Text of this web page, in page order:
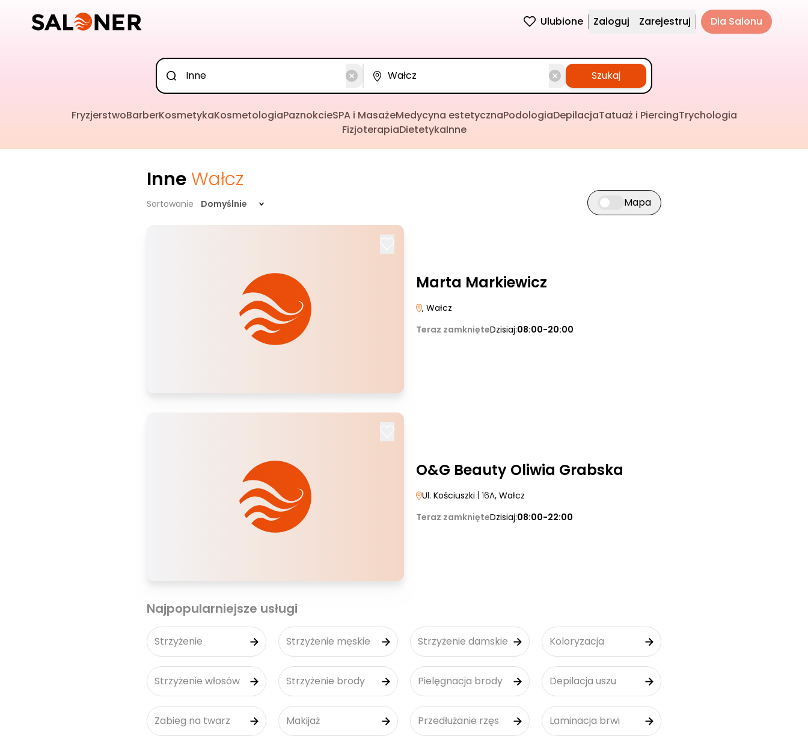
Ulubione Zaloguj Zarejestruj Dla Salonu
Szukaj
FryzjerstwoBarberKosmetykaKosmetologiaPaznokcieSPA i MasażeMedycyna estetycznaPodologiaDepilacjaTatuaż i PiercingTrychologia
FizjoterapiaDietetykaInne
Inne Wałcz
Sortowanie Domyślnie Przełącz widok mapy
Mapa
Marta Markiewicz
, Wałcz
Teraz zamknięteDzisiaj:08:00-20:00
O&G Beauty Oliwia Grabska
Ul. Kościuszki | 16A, Wałcz
Teraz zamknięteDzisiaj:08:00-22:00
Najpopularniejsze usługi
Strzyżenie Strzyżenie męskie Strzyżenie damskie Koloryzacja
Strzyżenie włosów Strzyżenie brody Pielęgnacja brody Depilacja uszu
Zabieg na twarz Makijaż Przedłużanie rzęs Laminacja brwi